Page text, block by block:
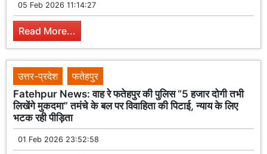
05 Feb 2026 11:14:27
Read More...
उत्तर-प्रदेश
फतेहपुर
Fatehpur News: वाह रे फतेहपुर की पुलिस “5 हजार दोगी तभी
लिखेंगे मुकदमा” तमंचे के बल पर विवाहिता की पिटाई, न्याय के लिए
भटक रही पीड़िता
01 Feb 2026 23:52:58